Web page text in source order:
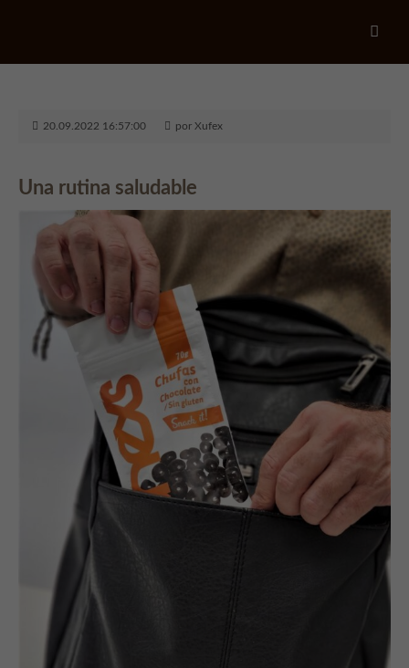
Login
Register Lost your password?
Support
Lorem ipsum dolor sit amet:
/ 365days
Get in touch
20.09.2022 16:57:00 por Xufex
Una rutina saludable